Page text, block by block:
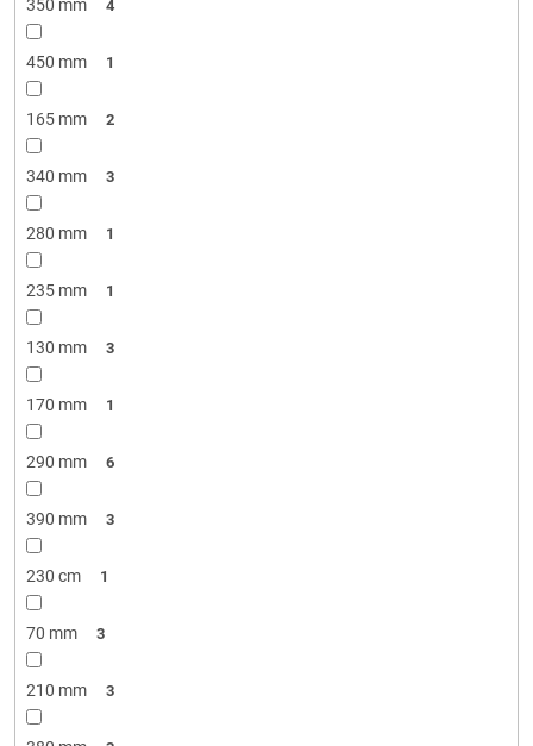
350 mm 4
450 mm 1
165 mm 2
340 mm 3
280 mm 1
235 mm 1
130 mm 3
170 mm 1
290 mm 6
390 mm 3
230 cm 1
70 mm 3
210 mm 3